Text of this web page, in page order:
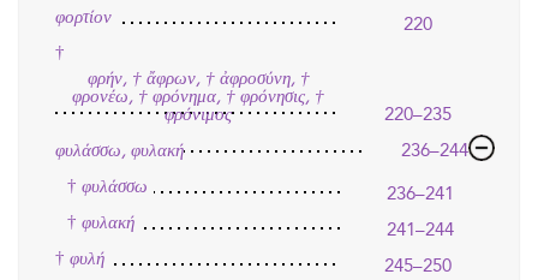
φορτίον
220
†
φρήν, † ἄφρων, † ἀφροσύνη, †
φρονέω, † φρόνημα, † φρόνησις, †
φρόνιμος
220–235
φυλάσσω, φυλακή
236–244
† φυλάσσω
236–241
† φυλακή
241–244
† φυλή
245–250